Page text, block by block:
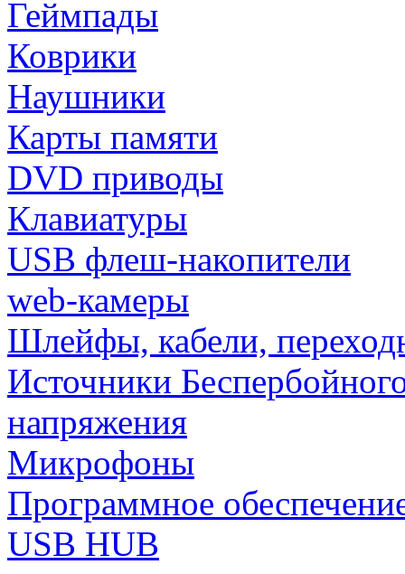
Геймпады
Коврики
Наушники
Карты памяти
DVD приводы
Клавиатуры
USB флеш-накопители
web-камеры
Шлейфы, кабели,
Источники
напряжения
Микрофоны
Программное
USB HUB